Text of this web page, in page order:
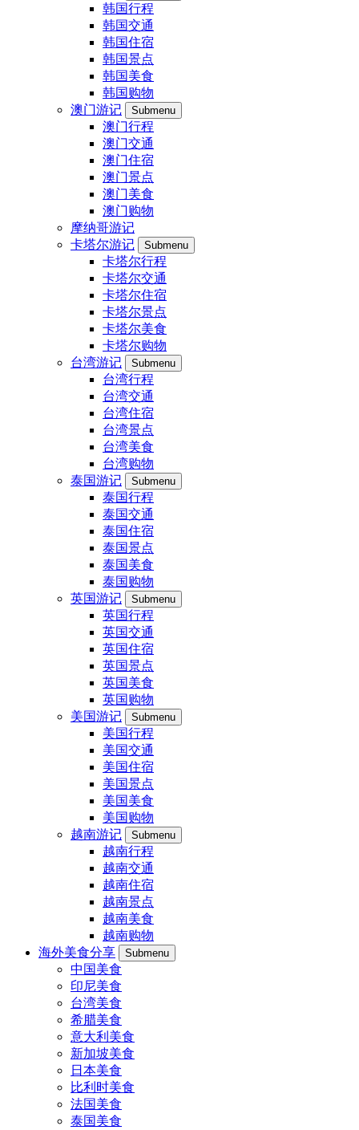
韩国行程
韩国交通
韩国住宿
韩国景点
韩国美食
韩国购物
澳门游记
Submenu
澳门行程
澳门交通
澳门住宿
澳门景点
澳门美食
澳门购物
摩纳哥游记
卡塔尔游记
Submenu
卡塔尔行程
卡塔尔交通
卡塔尔住宿
卡塔尔景点
卡塔尔美食
卡塔尔购物
台湾游记
Submenu
台湾行程
台湾交通
台湾住宿
台湾景点
台湾美食
台湾购物
泰国游记
Submenu
泰国行程
泰国交通
泰国住宿
泰国景点
泰国美食
泰国购物
英国游记
Submenu
英国行程
英国交通
英国住宿
英国景点
英国美食
英国购物
美国游记
Submenu
美国行程
美国交通
美国住宿
美国景点
美国美食
美国购物
越南游记
Submenu
越南行程
越南交通
越南住宿
越南景点
越南美食
越南购物
海外美食分享
Submenu
中国美食
印尼美食
台湾美食
希腊美食
意大利美食
新加坡美食
日本美食
比利时美食
法国美食
泰国美食